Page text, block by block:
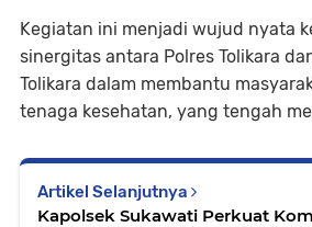
Kegiatan ini menjadi wujud nyata
sinergitas antara Polres Tolikara
Tolikara dalam membantu
tenaga kesehatan, yang tengah
Artikel Selanjutnya
Kapolsek Sukawati Perkuat